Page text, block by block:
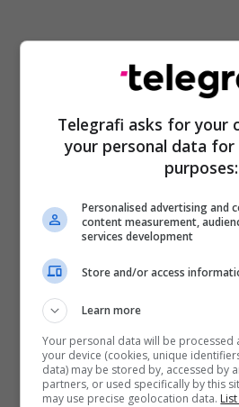
Telegrafi asks for your
your personal data
purposes:
Personalised advertising and
content measurement,
services development
Store and/or access
Learn more
Your personal data will be
your device (cookies, unique
data) may be stored by, accessed by
partners, or used specifically by this
may use precise geolocation data.